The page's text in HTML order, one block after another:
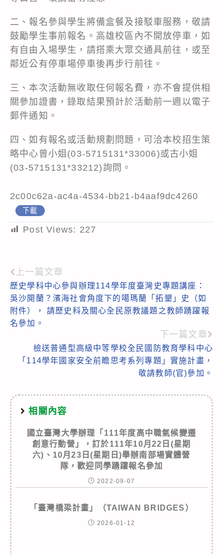
二、報名參與學生將備盒餐及接駁車服務，敬請
鼓勵學生事前報名。高雄校區內不開放停車，如
有自由入場學生，請搭乘大眾交通具前往，或至
鄰近公有停車場停車後再步行前往。
三、本次活動無收取任何報名費，亦不會提供相
關參加證書，錄取結果預計於活動前一週以電子
郵件通知。
四、如有報名或活動規劃問題，可洽本校招生策
略中心曾小姐(03-5715131*33006)或古小姐
(03-5715131*33212)詢問。
2c00c62a-ac4a-4534-bb21-b4aaf9dc4260
下載
Post Views: 227
Read
more
articles
上一篇文章
歷史學科中心參與辦理114學年度臺灣史專題講座：
吳沙開蘭？濱海社會角度下的噶瑪蘭「拓墾」史（如
附件）， 請歷史科及關心全民原教議題之教師踴躍報
名參加。
下一篇文章
檢送普通型高級中等學校全民國防教育學科中心
「114學年國家安全前瞻思考系列專題」實施計畫，
敬請教師(官)參加。
相關內容
國立臺灣大學辦理「111年度高中職氣候變遷
創意行動營」，訂於111年10月22日(星期
六)、10月23日(星期日)舉辦南部場實體營
隊，歡迎同學踴躍報名參加
2022-09-07
「臺灣橋梁計畫」（TAIWAN BRIDGES）
2026-01-12